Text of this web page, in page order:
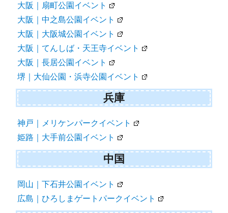
大阪｜扇町公園イベント
大阪｜中之島公園イベント
大阪｜大阪城公園イベント
大阪｜てんしば・天王寺イベント
大阪｜長居公園イベント
堺｜大仙公園・浜寺公園イベント
兵庫
神戸｜メリケンパークイベント
姫路｜大手前公園イベント
中国
岡山｜下石井公園イベント
広島｜ひろしまゲートパークイベント